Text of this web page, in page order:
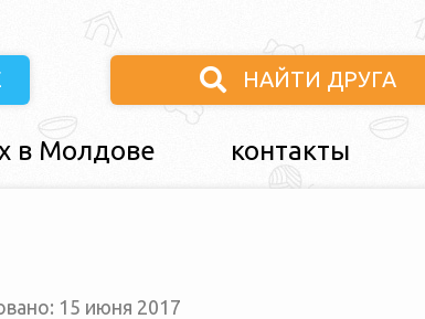
НАЙТИ ДРУГА
в Молдове контакты
15 июня 2017